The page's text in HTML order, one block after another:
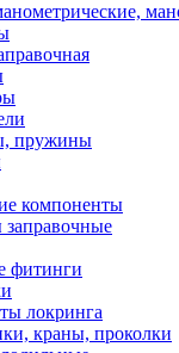
пружины
компоненты
фитинги
локринга
краны, проколки